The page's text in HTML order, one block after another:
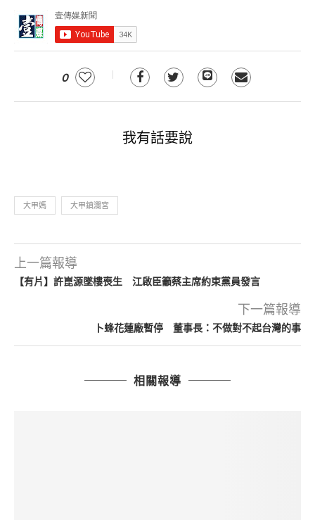
0
我有話要說
大甲媽 大甲鎮瀾宮
上一篇報導
【有片】許崑源墜樓喪生 江啟臣籲蔡主席約束黨員發言
下一篇報導
卜蜂花蓮廠暫停 董事長：不做對不起台灣的事
相關報導